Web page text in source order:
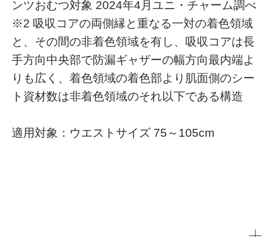
ンツおむつ対象 2024年4月ユニ・チャーム調べ
※2 吸収コアの両側縁と重なる一対の着色領域
と、その間の非着色領域を有し、吸収コアは長
手方向中央部で防漏ギャザーの幅方向最内端よ
りも広く、着色領域の着色部より肌面側のシー
ト資材数は非着色領域のそれ以下である構造
適用対象：ウエストサイズ 75～105cm